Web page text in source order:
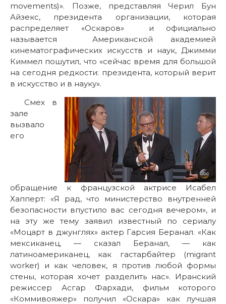
movements)». Позже, представляя Черил Бун
Айзекс, президента организации, которая
распределяет «Оскаров» и официально
называется Американской академией
кинематографических искусств и наук, Джимми
Киммел пошутил, что «сейчас время для большой
на сегодня редкости: президента, который верит
в искусство и в науку».
Смех в
зале
вызвало
его
обращение к французской актрисе Исабел
Хапперт: «Я рад, что министерство внутренней
безопасности впустило вас сегодня вечером», и
на эту же тему заявил известный по сериалу
«Моцарт в джунглях» актер Гарсия Беранал. «Как
мексиканец, — сказал Беранал, — как
латиноамериканец, как гастарбайтер (migrant
worker) и как человек, я против любой формы
стены, которая хочет разделить нас». Иранский
режиссер Асгар Фархади, фильм которого
«Коммивояжер» получил «Оскара» как лучшая